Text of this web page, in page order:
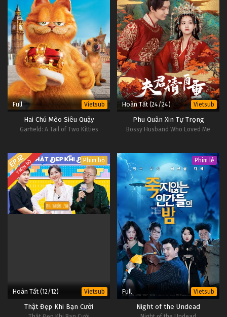
Full Vietsub
Hai Chú Mèo Siêu Quậy
Garfield: A Tail of Two Kitties
Hoàn Tất (24/24) Vietsub
Phu Quân Xin Tự Trọng
Bossy Husband Who Loved Me
TRỌN BỘ Phim bộ
Hoàn Tất (12/12) Vietsub
Thật Đẹp Khi Bạn Cười
Phim lẻ
Full Vietsub
Night of the Undead